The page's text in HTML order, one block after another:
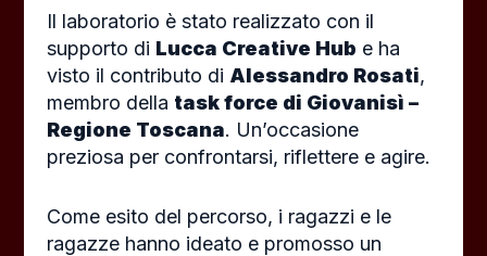
Il laboratorio è stato realizzato con il
supporto di Lucca Creative Hub e ha
visto il contributo di Alessandro Rosati,
membro della task force di Giovanisì –
Regione Toscana. Un’occasione
preziosa per confrontarsi, riflettere e agire.
Come esito del percorso, i ragazzi e le
ragazze hanno ideato e promosso un